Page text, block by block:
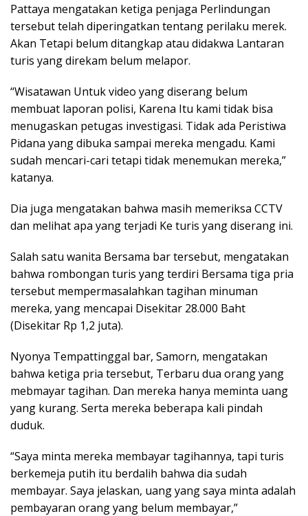
Pattaya mengatakan ketiga penjaga Perlindungan
tersebut telah diperingatkan tentang perilaku merek.
Akan Tetapi belum ditangkap atau didakwa Lantaran
turis yang direkam belum melapor.
“Wisatawan Untuk video yang diserang belum
membuat laporan polisi, Karena Itu kami tidak bisa
menugaskan petugas investigasi. Tidak ada Peristiwa
Pidana yang dibuka sampai mereka mengadu. Kami
sudah mencari-cari tetapi tidak menemukan mereka,”
katanya.
Dia juga mengatakan bahwa masih memeriksa CCTV
dan melihat apa yang terjadi Ke turis yang diserang ini.
Salah satu wanita Bersama bar tersebut, mengatakan
bahwa rombongan turis yang terdiri Bersama tiga pria
tersebut mempermasalahkan tagihan minuman
mereka, yang mencapai Disekitar 28.000 Baht
(Disekitar Rp 1,2 juta).
Nyonya Tempattinggal bar, Samorn, mengatakan
bahwa ketiga pria tersebut, Terbaru dua orang yang
mebmayar tagihan. Dan mereka hanya meminta uang
yang kurang. Serta mereka beberapa kali pindah
duduk.
“Saya minta mereka membayar tagihannya, tapi turis
berkemeja putih itu berdalih bahwa dia sudah
membayar. Saya jelaskan, uang yang saya minta adalah
pembayaran orang yang belum membayar,”